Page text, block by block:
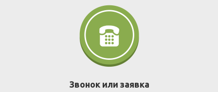
Звонок или заявка